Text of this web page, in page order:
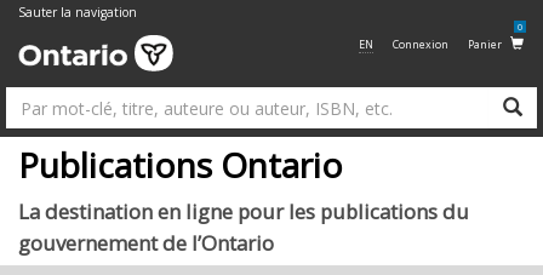
Sauter la navigation
EN Connexion Panier
0
Publications Ontario
La destination en ligne pour les publications du
gouvernement de l’Ontario